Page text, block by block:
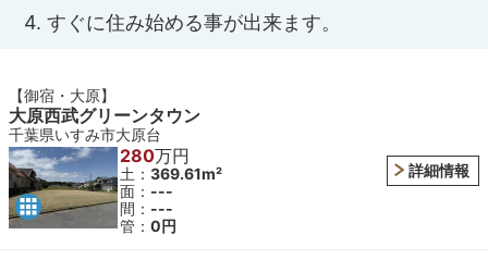
4. すぐに住み始める事が出来ます。
【御宿・大原】
大原西武グリーンタウン
千葉県いすみ市大原台
280万円
土： 369.61m²
面： ---
間： ---
管： 0円
詳細情報